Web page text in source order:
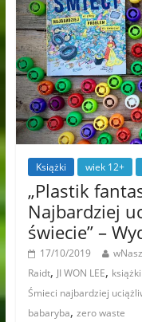
Książki wiek 12+
„Plastik
Najbardziej
świecie” –
17/10/2019
Raidt, JI WON LEE,
Śmieci najbardziej
babaryba, zero waste